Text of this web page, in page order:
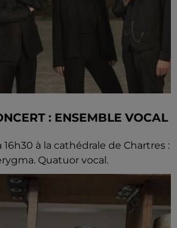
: ENSEMBLE VOCAL
à la cathédrale de Chartres :
Quatuor vocal.